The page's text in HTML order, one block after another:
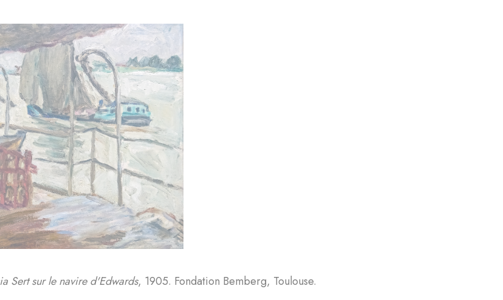
Sert sur le navire d'Edwards, 1905. Fondation Bemberg, Toulouse.